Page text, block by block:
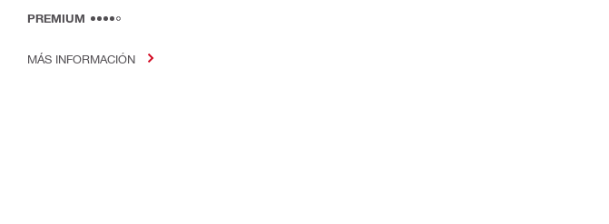
PREMIUM
MÁS INFORMACIÓN